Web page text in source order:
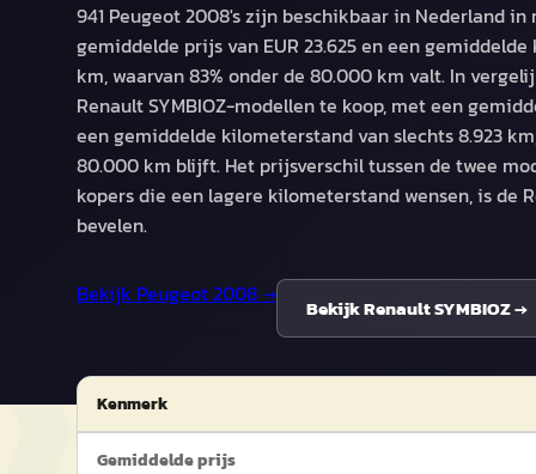
941 Peugeot 2008's zijn beschikbaar in Nederland in
gemiddelde prijs van EUR 23.625 en een
km, waarvan 83% onder de 80.000 km valt. In
Renault SYMBIOZ-modellen te koop, met een
een gemiddelde kilometerstand van slechts 8.923
80.000 km blijft. Het prijsverschil tussen de twee
kopers die een lagere kilometerstand wensen, is de
bevelen.
Bekijk Peugeot 2008→
BekijkRenault SYMBIOZ→
Kenmerk
Gemiddelde prijs